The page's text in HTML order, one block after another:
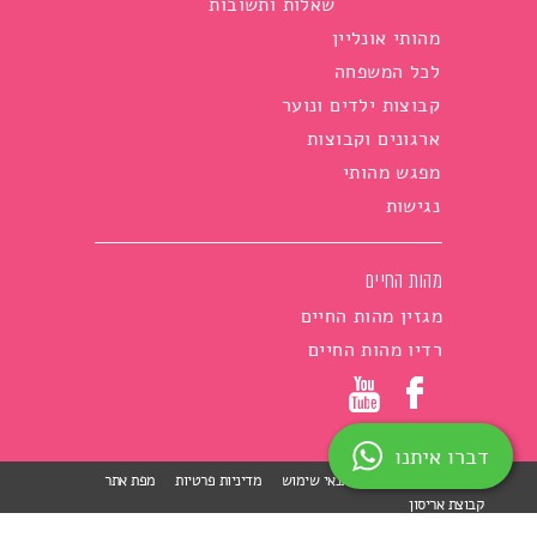
מהותי אונליין
לכל המשפחה
קבוצות ילדים ונוער
ארגונים וקבוצות
מפגש מהותי
נגישות
מהות החיים
מגזין מהות החיים
רדיו מהות החיים
תנאי שימוש מדיניות פרטיות
מפת אתר
קבוצת אריסון
דברו איתנו